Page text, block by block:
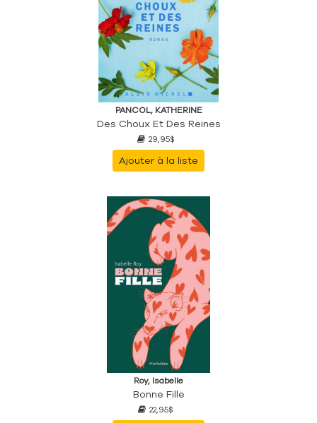
PANCOL, KATHERINE
Des Choux Et Des Reines
29,95$
Ajouter à la liste
Roy, Isabelle
Bonne Fille
22,95$